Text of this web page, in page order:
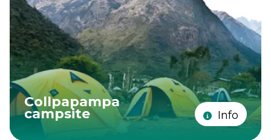
Collpapampa
campsite Info